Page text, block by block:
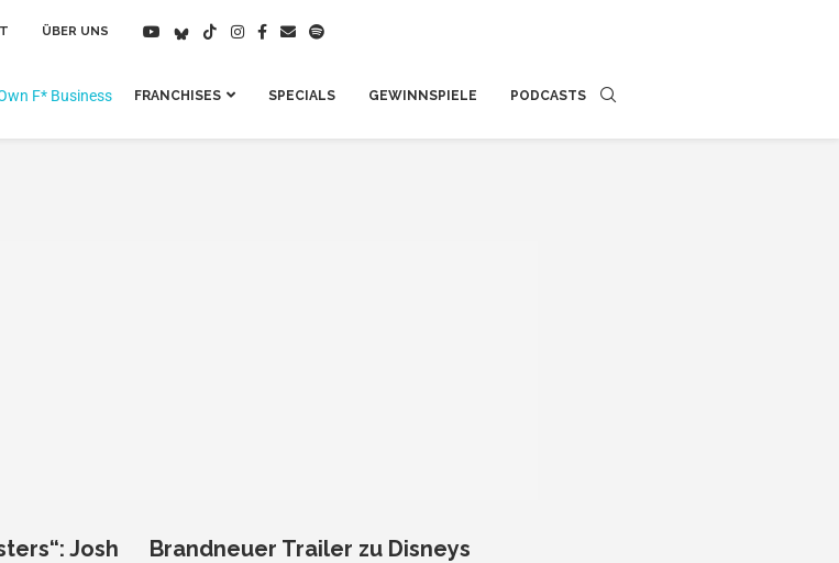
ÜBER UNS
FRANCHISES SPECIALS GEWINNSPIELE PODCASTS
Josh
Brandneuer Trailer zu Disneys